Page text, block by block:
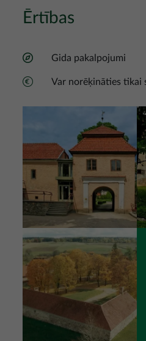
Ērtības
Gida pakalpojumi
Var norēķināties tikai